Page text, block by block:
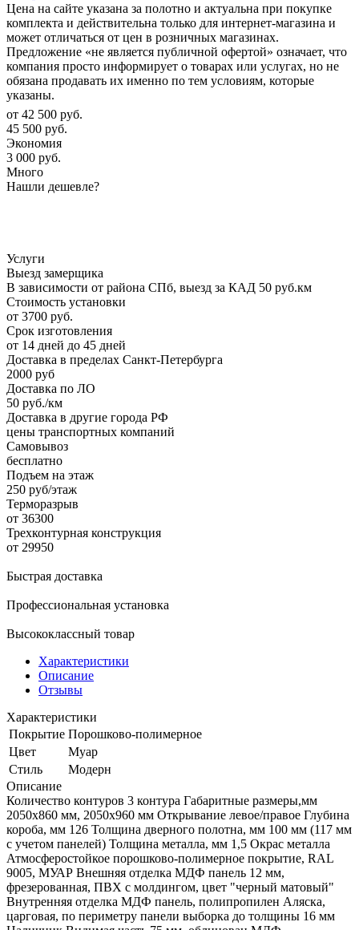
Цена на сайте указана за полотно и актуальна при покупке
комплекта и действительна только для интернет-магазина и
может отличаться от цен в розничных магазинах.
Предложение «не является публичной офертой» означает, что
компания просто информирует о товарах или услугах, но не
обязана продавать их именно по тем условиям, которые
указаны.
от 42 500 руб.
45 500 руб.
Экономия
3 000 руб.
Много
Нашли дешевле?
Услуги
Выезд замерщика
В зависимости от района СПб, выезд за КАД 50 руб.км
Стоимость установки
от 3700 руб.
Срок изготовления
от 14 дней до 45 дней
Доставка в пределах Санкт-Петербурга
2000 руб
Доставка по ЛО
50 руб./км
Доставка в другие города РФ
цены транспортных компаний
Самовывоз
бесплатно
Подъем на этаж
250 руб/этаж
Терморазрыв
от 36300
Трехконтурная конструкция
от 29950
Быстрая доставка
Профессиональная установка
Высококлассный товар
Характеристики
Описание
Отзывы
Характеристики
Покрытие Порошково-полимерное
Цвет
Муар
Стиль
Модерн
Описание
Количество контуров 3 контура Габаритные размеры,мм
2050x860 мм, 2050x960 мм Открывание левое/правое Глубина
короба, мм 126 Толщина дверного полотна, мм 100 мм (117 мм
с учетом панелей) Толщина металла, мм 1,5 Окрас металла
Атмосферостойкое порошково-полимерное покрытие, RAL
9005, МУАР Внешняя отделка МДФ панель 12 мм,
фрезерованная, ПВХ с молдингом, цвет "черный матовый"
Внутренняя отделка МДФ панель, полипропилен Аляска,
царговая, по периметру панели выборка до толщины 16 мм